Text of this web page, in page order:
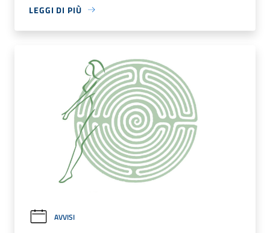
LEGGI DI PIÙ
AVVISI